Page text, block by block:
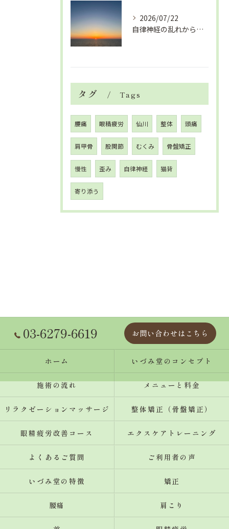
2026/07/22
自律神経の乱れから生活習慣病、血液循環の滞り
タグ Tags
腰痛 眼精疲労 仙川 整体 頭痛
肩甲骨 股関節 むくみ 骨盤矯正
慢性 歪み 自律神経 猫背
寄り添う
03-6279-6619 お問い合わせはこちら
ホーム いづみ堂のコンセプト
施術の流れ メニューと料金
リラクゼーションマッサージ 整体矯正（骨盤矯正）
眼精疲労改善コース エクスケアトレーニング
よくあるご質問 ご利用者の声
いづみ堂の特徴 矯正
腰痛 肩こり